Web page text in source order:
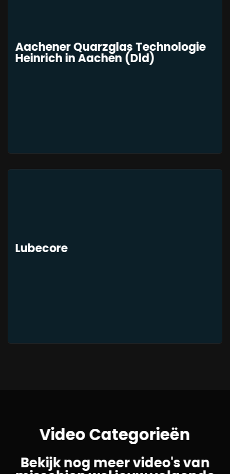
Aachener Quarzglas Technologie
Heinrich in Aachen (Dld)
Lubecore
Video Categorieën
Bekijk nog meer video's van